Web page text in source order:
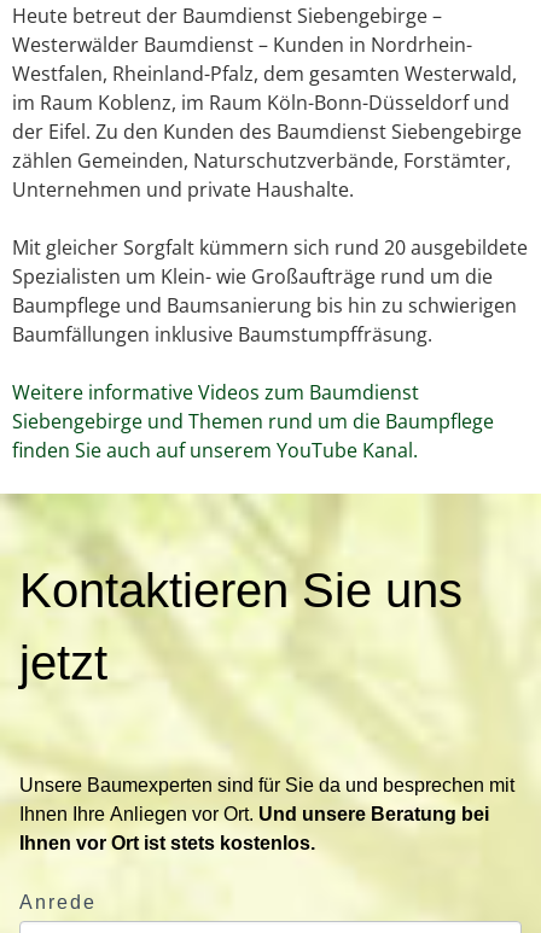
Heute betreut der Baumdienst Siebengebirge –
Westerwälder Baumdienst – Kunden in Nordrhein-
Westfalen, Rheinland-Pfalz, dem gesamten Westerwald,
im Raum Koblenz, im Raum Köln-Bonn-Düsseldorf und
der Eifel. Zu den Kunden des Baumdienst Siebengebirge
zählen Gemeinden, Naturschutzverbände, Forstämter,
Unternehmen und private Haushalte.
Mit gleicher Sorgfalt kümmern sich rund 20 ausgebildete
Spezialisten um Klein- wie Großaufträge rund um die
Baumpflege und Baumsanierung bis hin zu schwierigen
Baumfällungen inklusive Baumstumpffräsung.
Weitere informative Videos zum Baumdienst
Siebengebirge und Themen rund um die Baumpflege
finden Sie auch auf unserem YouTube Kanal.
o
n
t
e
r
e
S
Kontaktieren Sie uns
jetzt
Unsere Baumexperten sind für Sie da und besprechen mit
Ihnen Ihre Anliegen vor Ort. Und unsere Beratung bei
Ihnen vor Ort ist stets kostenlos.
Anrede